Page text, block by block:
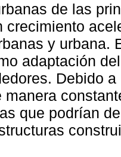
de las
crecimiento
y urbana.
adaptación
Debido
manera
que podrían